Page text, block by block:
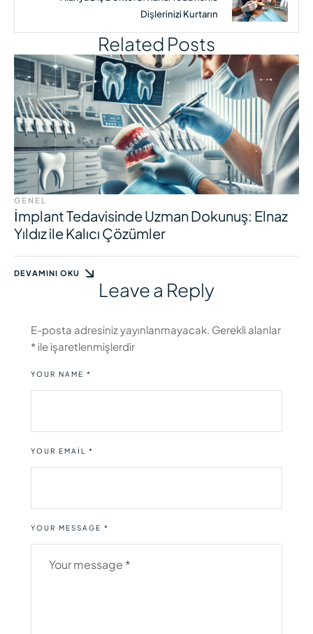
Dişlerinizi Kurtarın
Related Posts
GENEL
İmplant Tedavisinde Uzman Dokunuş: Elnaz
Yıldız ile Kalıcı Çözümler
DEVAMINI OKU
Leave a Reply
E-posta adresiniz yayınlanmayacak. Gerekli alanlar
* ile işaretlenmişlerdir
YOUR MESSAGE *
YOUR NAME *
YOUR EMAIL *